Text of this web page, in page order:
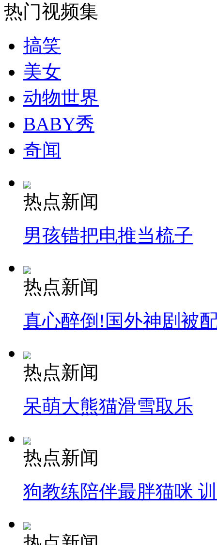
热门视频集
搞笑
美女
动物世界
BABY秀
奇闻
热点新闻
男孩错把电推当梳子
热点新闻
真心醉倒!国外神剧被
热点新闻
呆萌大熊猫滑雪取乐
热点新闻
狗教练陪伴最胖猫咪